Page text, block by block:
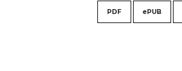
PDF ePUB